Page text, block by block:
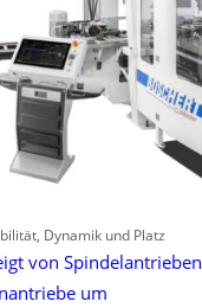
Dynamik und Platz
von
um